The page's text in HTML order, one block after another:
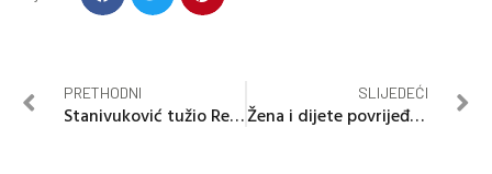
PRETHODNI
Stanivuković tužio Republiku Srpsku
SLIJEDEĆI
Žena i dijete povrijeđeni u saobraćajnoj nezgodi